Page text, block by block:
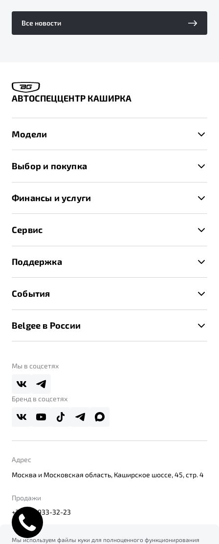
Все новости
АВТОСПЕЦЦЕНТР КАШИРКА
Модели
X70
Выбор и покупка
Записаться на тест-драйв
Получить предложение
Финансы и услуги
Страхование
Расчет КАСКО
Сервис
Техническое обслуживание
Калькулятор ТО
Поддержка
Помощь на дорогах
Belgee Линк
Belgee Плюс
Реферальная программа
События
Belgee в России
О дилерском центре
Правовая информация
Мы в соцсетях
Бренд в соцсетях
Адрес
Москва и Московская область, Каширское шоссе, 45, стр. 4
Продажи
+7(495) 933-32-23
Мы используем файлы куки для полноценного функционирования